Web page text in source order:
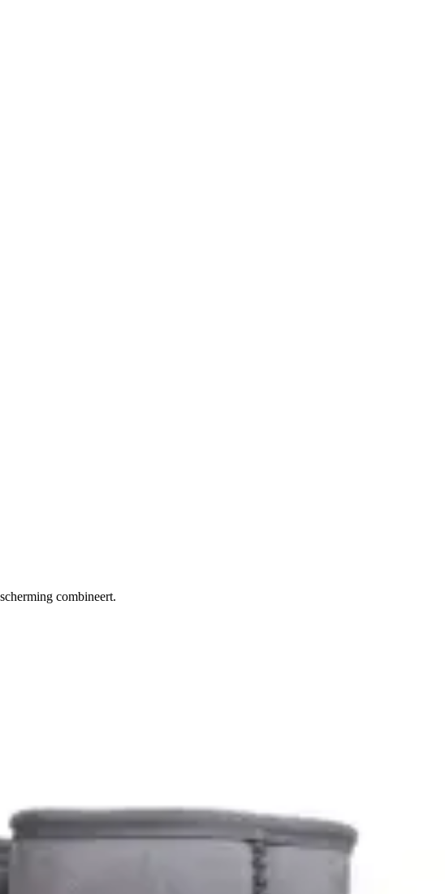
combineert.